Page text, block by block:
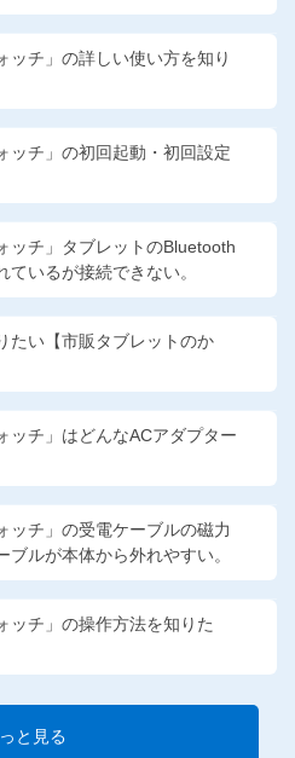
ッチ」の詳しい使い方を知り
ッチ」の初回起動・初回設定
ッチ」タブレットのBluetooth
いるが接続できない。
たい【市販タブレットのか
ッチ」はどんなACアダプター
ッチ」の受電ケーブルの磁力
ルが本体から外れやすい。
ッチ」の操作方法を知りた
と見る